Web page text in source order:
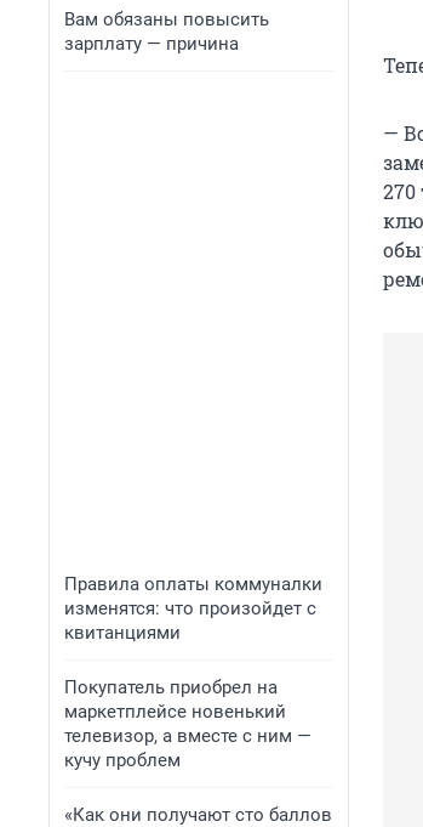
Вам обязаны повысить
зарплату — причина
Правила оплаты коммуналки
изменятся: что произойдет с
квитанциями
Покупатель приобрел на
маркетплейсе новенький
телевизор, а вместе с ним —
кучу проблем
«Как они получают сто баллов
—
270